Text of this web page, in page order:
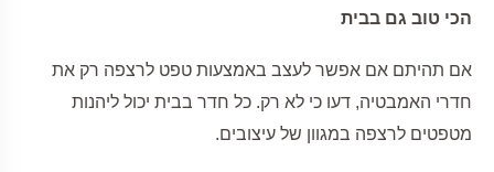
הכי טוב גם בבית
אם תהיתם אם אפשר לעצב באמצעות טפט לרצפה רק את
חדרי האמבטיה, דעו כי לא רק. כל חדר בבית יכול ליהנות
מטפטים לרצפה במגוון של עיצובים.